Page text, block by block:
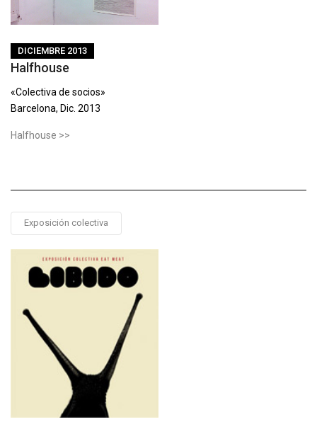
DICIEMBRE 2013
Halfhouse
«Colectiva de socios»
Barcelona, Dic. 2013
Halfhouse >>
Exposición colectiva